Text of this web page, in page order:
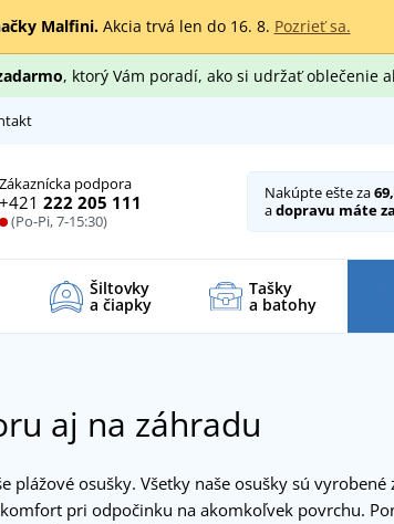
Malfini.Akcia trvá len do 16. 8. Pozrieť sa.
, ktorý Vám poradí, ako si udržať oblečenie
Zákaznícka podpora
+421 222 205 111
(Po-Pi, 7-15:30)
Nakúpte ešte za
adopravu máte
Šiltovky
a čiapky
Tašky
a batohy
aj na záhradu
plážové osušky. Všetky naše osušky sú
pri odpočinku na akomkoľvek povrchu.